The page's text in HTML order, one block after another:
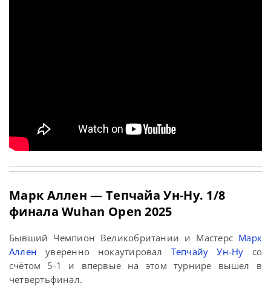
Марк Аллен — Тепчайа Ун-Ну. 1/8
финала Wuhan Open 2025
Бывший Чемпион Великобритании и Мастерс Марк
Аллен уверенно нокаутировал Тепчайу Ун-Ну со
счётом 5-1 и впервые на этом турнире вышел в
четвертьфинал.